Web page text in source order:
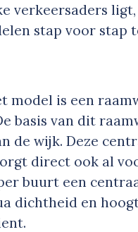
verkeersaders
stap voor stap
model is een
basis van dit
de wijk. Deze
direct ook al
buurt een
dichtheid en